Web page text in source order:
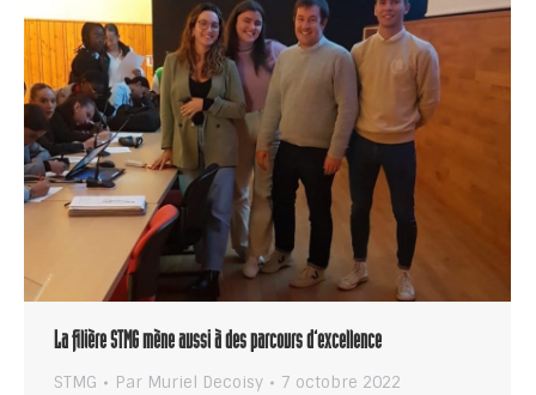
La filière STMG mène aussi à des parcours d’excellence
STMG Par Muriel Decoisy 7 octobre 2022